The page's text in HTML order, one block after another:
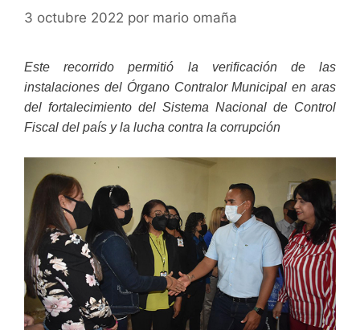
3 octubre 2022 por mario omaña
Este recorrido permitió la verificación de las
instalaciones del Órgano Contralor Municipal en aras
del fortalecimiento del Sistema Nacional de Control
Fiscal del país y la lucha contra la corrupción